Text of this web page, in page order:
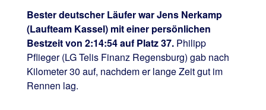
Bester deutscher Läufer war Jens Nerkamp
(Laufteam Kassel) mit einer persönlichen
Bestzeit von 2:14:54 auf Platz 37.Philipp
Pflieger (LG Telis Finanz Regensburg) gab nach
Kilometer 30 auf, nachdem er lange Zeit gut im
Rennen lag.